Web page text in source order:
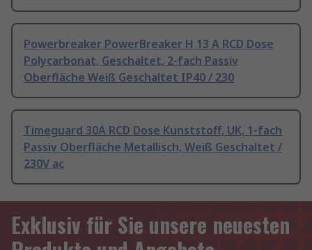
Powerbreaker PowerBreaker H 13 A RCD Dose
Polycarbonat, Geschaltet, 2-fach Passiv
Oberfläche Weiß Geschaltet IP40 / 230
Timeguard 30A RCD Dose Kunststoff, UK, 1-fach
Passiv Oberfläche Metallisch, Weiß Geschaltet /
230V ac
Exklusiv für Sie unsere neuesten